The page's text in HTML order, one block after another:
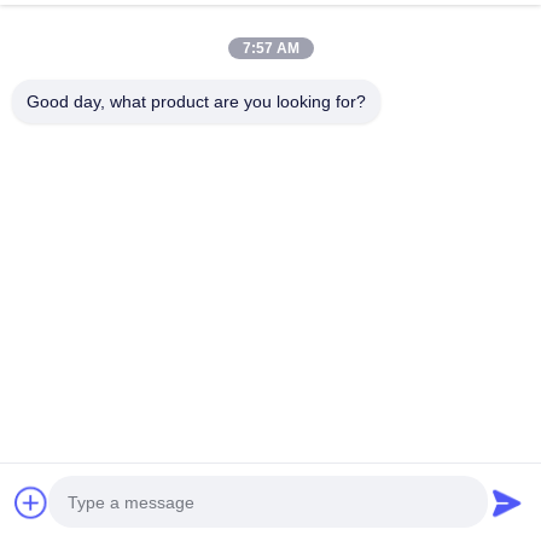
7:57 AM
Good day, what product are you looking for?